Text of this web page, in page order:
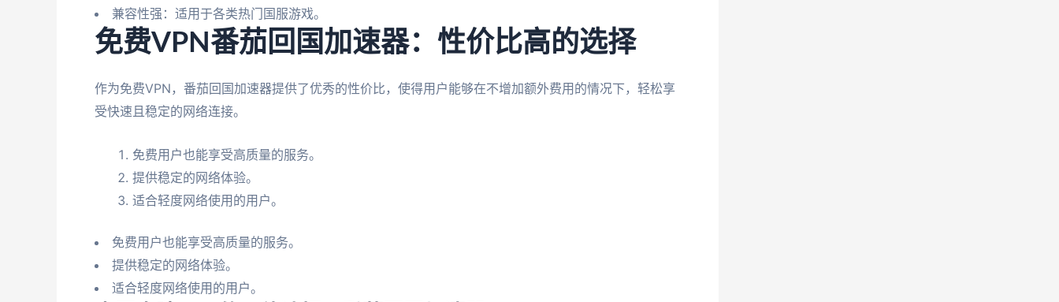
兼容性强：适用于各类热门国服游戏。
免费VPN番茄回国加速器：性价比高的选择
作为免费VPN，番茄回国加速器提供了优秀的性价比，使得用户能够在不增加额外费用的情况下，轻松享
受快速且稳定的网络连接。
免费用户也能享受高质量的服务。
提供稳定的网络体验。
适合轻度网络使用的用户。
免费用户也能享受高质量的服务。
提供稳定的网络体验。
适合轻度网络使用的用户。